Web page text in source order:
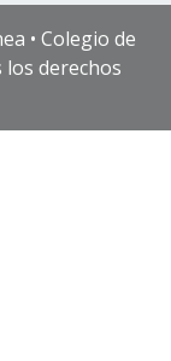
• Colegio de
los derechos